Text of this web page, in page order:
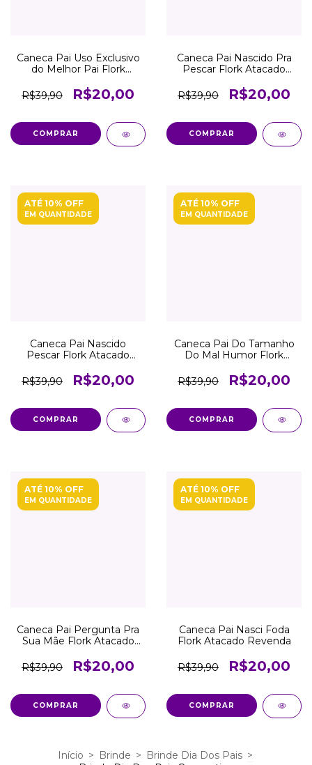
Caneca Pai Uso Exclusivo
do Melhor Pai Flork
R$39,90
R$20,00
COMPRAR
Caneca Pai Nascido Pra
Pescar Flork Atacado
R$39,90
R$20,00
COMPRAR
ATÉ 10% OFF
EM QUANTIDADE
Caneca Pai Nascido
Pescar Flork Atacado
R$39,90
R$20,00
COMPRAR
ATÉ 10% OFF
EM QUANTIDADE
Caneca Pai Do Tamanho
Do Mal Humor Flork
R$39,90
R$20,00
COMPRAR
ATÉ 10% OFF
EM QUANTIDADE
Caneca Pai Pergunta Pra
Sua Mãe Flork Atacado
R$39,90
R$20,00
COMPRAR
ATÉ 10% OFF
EM QUANTIDADE
Caneca Pai Nasci Foda
Flork Atacado Revenda
R$39,90 R$20,00
COMPRAR
Início > Brinde > Brinde Dia Dos Pais >